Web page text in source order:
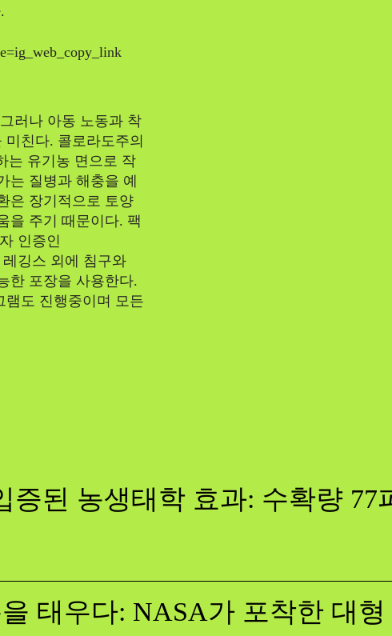
러나 아동 노동과 착
친다. 콜로라도주의
는 유기농 면으로 작
는 질병과 해충을 예
은 장기적으로 토양
을 주기 때문이다. 팩
인증인
레깅스 외에 침구와
한 포장을 사용한다.
램도 진행중이며 모든
된 농생태학 효과: 수확량 77
태우다: NASA가 포착한 대형